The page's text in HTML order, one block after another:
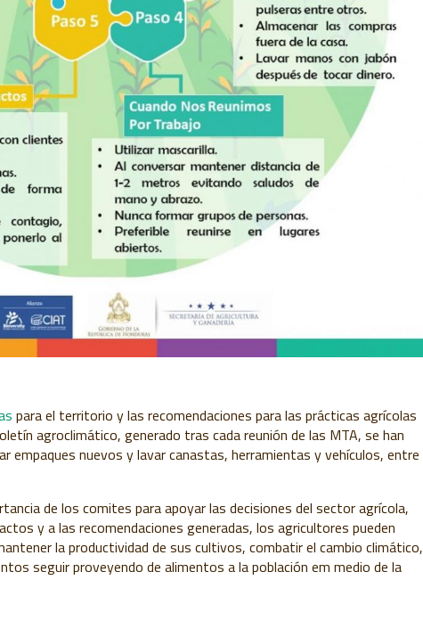
para el territorio y las recomendaciones para las prácticas agrícolas
agroclimático, generado tras cada reunión de las MTA, se han
empaques nuevos y lavar canastas, herramientas y vehículos, entre
de los comites para apoyar las decisiones del sector agrícola,
y a las recomendaciones generadas, los agricultores pueden
la productividad de sus cultivos, combatir el cambio climático,
seguir proveyendo de alimentos a la población em medio de la